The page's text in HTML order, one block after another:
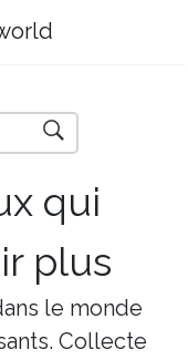
qui
plus
le monde
Collecte